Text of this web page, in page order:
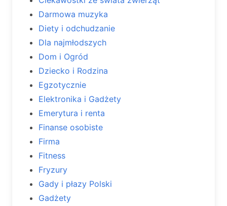
Darmowa muzyka
Diety i odchudzanie
Dla najmłodszych
Dom i Ogród
Dziecko i Rodzina
Egzotycznie
Elektronika i Gadżety
Emerytura i renta
Finanse osobiste
Firma
Fitness
Fryzury
Gady i płazy Polski
Gadżety